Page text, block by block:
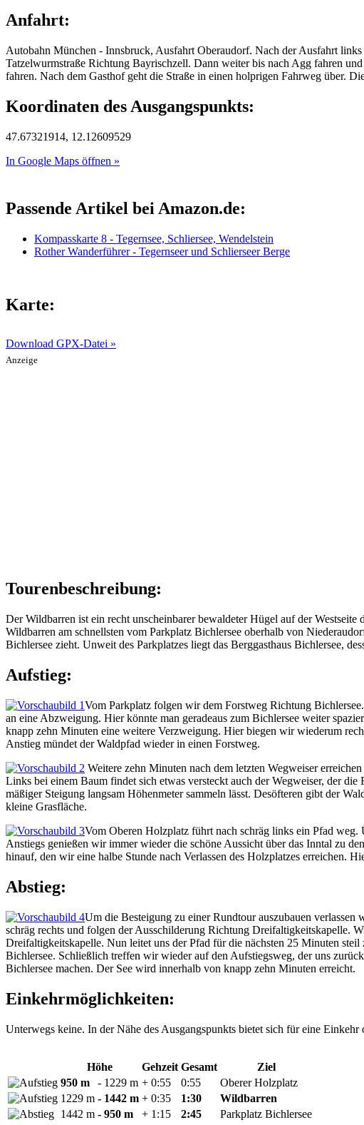
Anfahrt:
Autobahn München - Innsbruck, Ausfahrt Oberaudorf. Nach der Ausfahrt
Tatzelwurmstraße Richtung Bayrischzell. Dann weiter bis nach Agg fahren
fahren. Nach dem Gasthof geht die Straße in einen holprigen Fahrweg über.
Koordinaten des Ausgangspunkts:
47.67321914, 12.12609529
In Google Maps öffnen »
Passende Artikel bei Amazon.de:
Kompasskarte 8 - Tegernsee, Schliersee, Wendelstein
Rother Wanderführer - Tegernseer und Schlierseer Berge
Karte:
Download GPX-Datei »
Anzeige
Tourenbeschreibung:
Der Wildbarren ist ein recht unscheinbarer bewaldeter Hügel auf der
Wildbarren am schnellsten vom Parkplatz Bichlersee oberhalb von
Bichlersee zieht. Unweit des Parkplatzes liegt das Berggasthaus Bichlersee,
Aufstieg:
Vom Parkplatz folgen wir dem Forstweg Richtung
an eine Abzweigung. Hier könnte man geradeaus zum Bichlersee weiter
knapp zehn Minuten eine weitere Verzweigung. Hier biegen wir wiederum
Anstieg mündet der Waldpfad wieder in einen Forstweg.
Weitere zehn Minuten nach dem letzten Wegweiser
Links bei einem Baum findet sich etwas versteckt auch der Wegweiser, der
mäßiger Steigung langsam Höhenmeter sammeln lässt. Desöfteren gibt der
kleine Grasfläche.
Vom Oberen Holzplatz führt nach schräg links ein Pfad
Anstiegs genießen wir immer wieder die schöne Aussicht über das Inntal zu
hinauf, den wir eine halbe Stunde nach Verlassen des Holzplatzes erreichen.
Abstieg:
Um die Besteigung zu einer Rundtour auszubauen
schräg rechts und folgen der Ausschilderung Richtung Dreifaltigkeitskapelle.
Dreifaltigkeitskapelle. Nun leitet uns der Pfad für die nächsten 25 Minuten
Bichlersee. Schließlich treffen wir wieder auf den Aufstiegsweg, der uns
Bichlersee machen. Der See wird innerhalb von knapp zehn Minuten erreicht.
Einkehrmöglichkeiten:
Unterwegs keine. In der Nähe des Ausgangspunkts bietet sich für eine Einkehr
Höhe Gehzeit Gesamt
Ziel
950 m
- 1229 m + 0:55 0:55
Oberer Holzplatz
1229 m - 1442 m + 0:35 1:30
Wildbarren
1442 m - 950 m + 1:15 2:45 Parkplatz Bichlersee